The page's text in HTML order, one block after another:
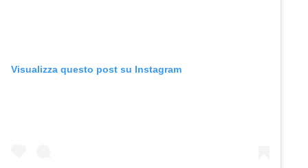
Visualizza questo post su Instagram